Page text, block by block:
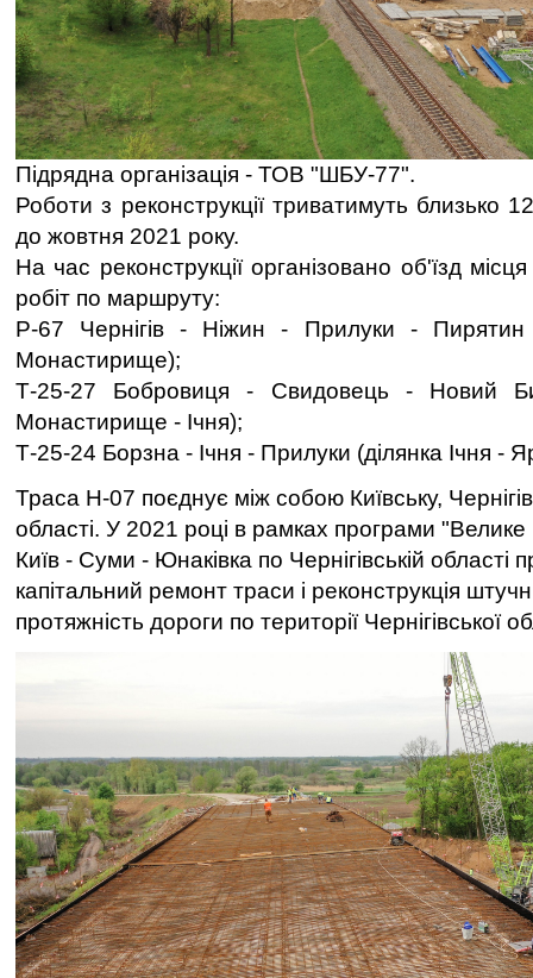
Підрядна організація - ТОВ "ШБУ-77".
Роботи з реконструкції триватимуть близько
до жовтня 2021 року.
На час реконструкції організовано об'їзд
робіт по маршруту:
Р-67 Чернігів - Ніжин - Прилуки - Пирятин
Монастирище);
Т-25-27 Бобровиця - Свидовець - Новий
Монастирище - Ічня);
Т-25-24 Борзна - Ічня - Прилуки (ділянка Ічня -
Траса Н-07 поєднує між собою Київську,
області. У 2021 році в рамках програми
Київ - Суми - Юнаківка по Чернігівській області
капітальний ремонт траси і реконструкція
протяжність дороги по території Чернігівської